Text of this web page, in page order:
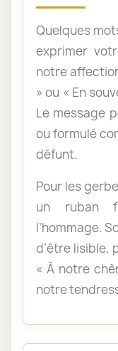
Quelques
exprimer
notre
» ou « En
Le message
ou formulé
défunt.
Pour les
un ruban
l’hommage.
d’être lisible,
« À notre
notre